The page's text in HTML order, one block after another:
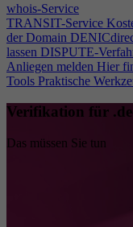
whois-Service
TRANSIT-Service
der Domain
lassen DISPUTE-
Anliegen melden Hier
Tools Praktische
Verifikation für
Das müssen Sie tun